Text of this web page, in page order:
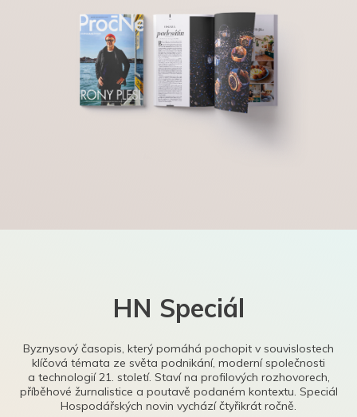
HN Speciál
Byznysový časopis, který pomáhá pochopit v souvislostech
klíčová témata ze světa podnikání, moderní společnosti
a technologií 21. století. Staví na profilových rozhovorech,
příběhové žurnalistice a poutavě podaném kontextu. Speciál
Hospodářských novin vychází čtyřikrát ročně.